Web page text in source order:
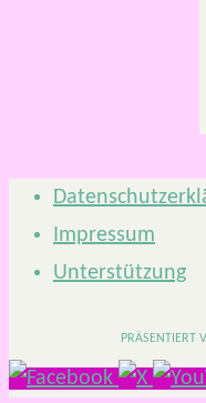
Impressum
Unterstützung
PRÄSENTIERT